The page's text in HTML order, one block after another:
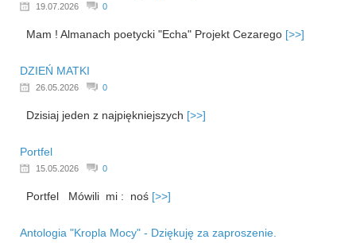
19.07.2026 0
Mam ! Almanach poetycki "Echa" Projekt Cezarego [>>]
DZIEŃ MATKI
26.05.2026 0
Dzisiaj jeden z najpiękniejszych [>>]
Portfel
15.05.2026 0
Portfel Mówili mi : noś [>>]
Antologia "Kropla Mocy" - Dziękuję za zaproszenie.